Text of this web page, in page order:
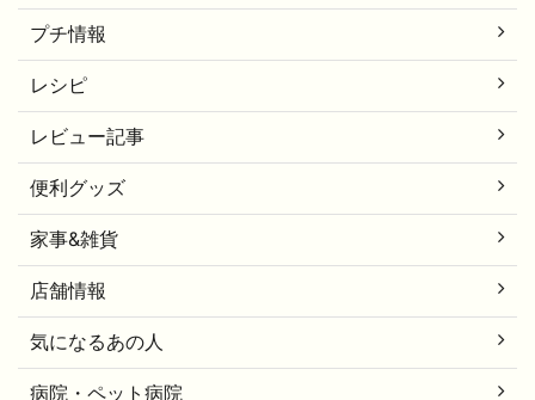
プチ情報
レシピ
レビュー記事
便利グッズ
家事&雑貨
店舗情報
気になるあの人
病院・ペット病院